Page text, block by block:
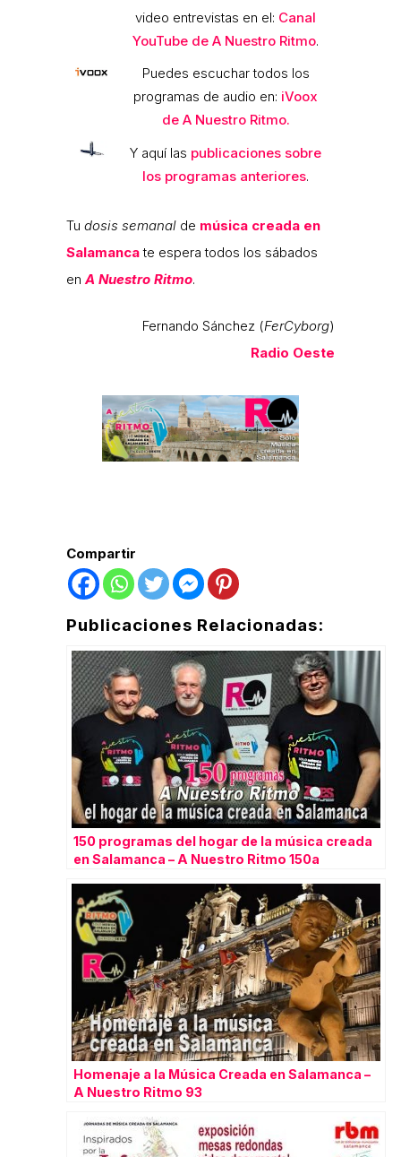
video entrevistas en el: Canal
YouTube de A Nuestro Ritmo.
Puedes escuchar todos los
programas de audio en: iVoox
de A Nuestro Ritmo.
Y aquí las publicaciones sobre
los programas anteriores.
Tu dosis semanal de música creada en
Salamancate espera todos los sábados
en A Nuestro Ritmo.
Fernando Sánchez (FerCyborg)
Radio Oeste
Compartir
Publicaciones Relacionadas:
150 programas del hogar de la música creada
en Salamanca – A Nuestro Ritmo 150a
Homenaje a la Música Creada en Salamanca –
A Nuestro Ritmo 93